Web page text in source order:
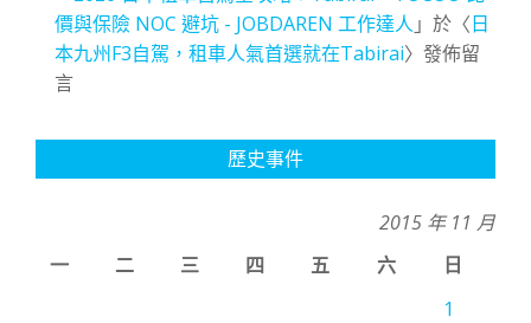
價與保險 NOC 避坑 - JOBDAREN 工作達人 」於〈日
本九州F3自駕，租車人氣首選就在Tabirai〉發佈留
言
歷史事件
2015 年 11 月
一
二 三 四 五 六
日
1